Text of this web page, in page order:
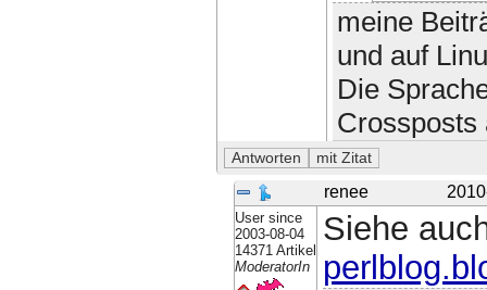
meine
und auf
Die
renee
User since
2003-08-04
14371 Artikel
ModeratorIn
Siehe